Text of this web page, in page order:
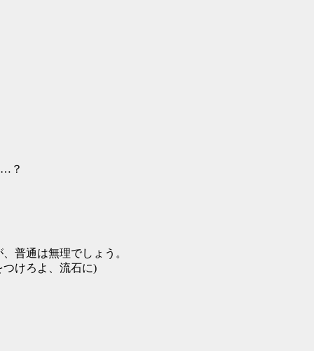
？
普通は無理でしょう。
けろよ、流石に)